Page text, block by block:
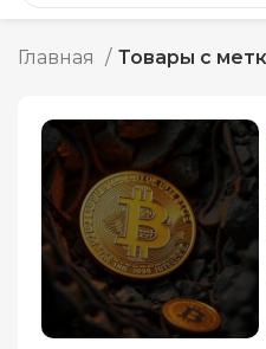
Главная Товары с